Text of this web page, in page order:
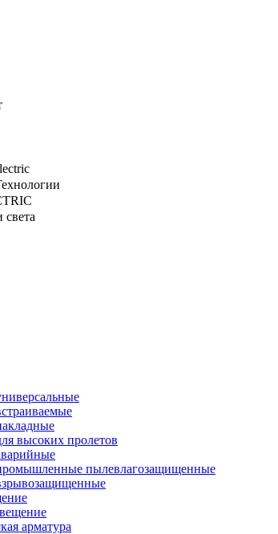
света
высоких пролетов
пылевлагозащищенные
арматура